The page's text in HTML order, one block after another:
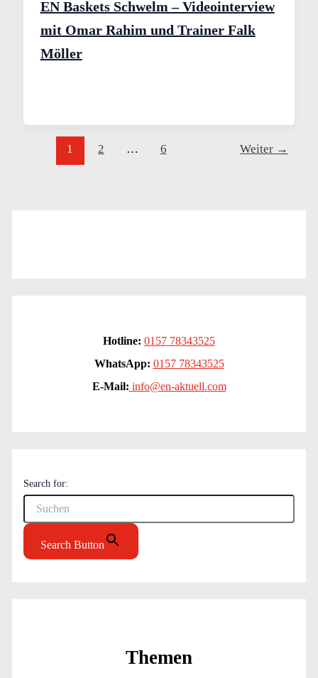
EN Baskets Schwelm – Videointerview
mit Omar Rahim und Trainer Falk
Möller
1 2 … 6 Weiter →
Hotline: 0157 78343525
WhatsApp: 0157 78343525
E-Mail: info@en-aktuell.com
Search for:
Search Button
Themen